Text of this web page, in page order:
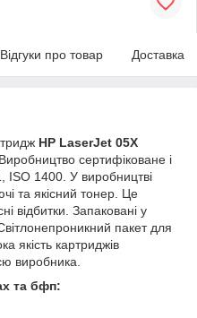
Відгуки про товар Доставка
HP LaserJet 05X
сертифіковане і
ISO 1400. У виробництві
та якісний тонер. Це
відбитки. Запаковані у
пакет для
якість картриджів
виробника.
та бфп: